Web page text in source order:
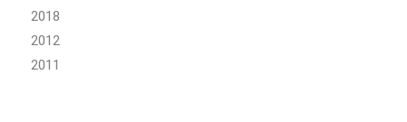
2018
2012
2011